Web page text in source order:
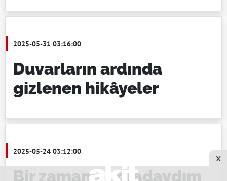
2025-05-31 03:16:00
Duvarların ardında
gizlenen hikâyeler
2025-05-24 03:12:00
Bir zamanlar oradaydım
x